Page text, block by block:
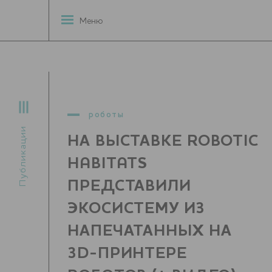
Публикации
Меню
роботы
НА ВЫСТАВКЕ ROBOTIC
HABITATS
ПРЕДСТАВИЛИ
ЭКОСИСТЕМУ ИЗ
НАПЕЧАТАННЫХ НА
3D-ПРИНТЕРЕ